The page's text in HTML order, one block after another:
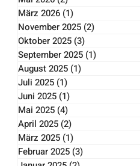
Juli 2026(1)1 Beitrag
Mai 2026
(2)2 Beiträge
März 2026(1) 1 Beitrag
November 2025(2)2 Beiträge
Oktober 2025 (3) 3 Beiträge
September 2025
August 2025
Juli 2025 (1)1 Beitrag
Juni 2025(1)1 Beitrag
Mai 2025(4)4 Beiträge
April 2025(2)2 Beiträge
März 2025(1)1 Beitrag